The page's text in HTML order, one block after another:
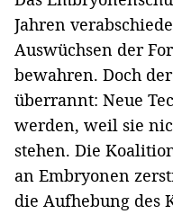
Jahren
Auswüchsen der
bewahren. Doch
überrannt: Neue
werden, weil sie
stehen. Die
an Embryonen
die Aufhebung des